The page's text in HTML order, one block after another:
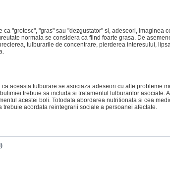
"grotesc", "gras" sau "dezgustator" si, adeseori, imaginea
normala se considera ca fiind foarte grasa. De
tulburarile de concentrare, pierderea interesului,
aceasta tulburare se asociaza adeseori cu alte probleme
trebuie sa includa si tratamentul tulburarilor asociate.
acestei boli. Totodata abordarea nutritionala si cea
acordata reintegrarii sociale a persoanei afectate.